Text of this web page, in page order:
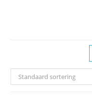
Standaard sortering